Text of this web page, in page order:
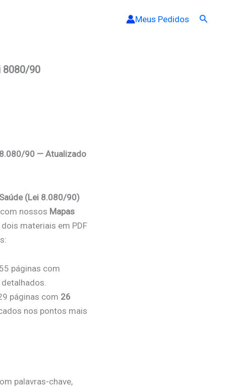
Meus Pedidos
8080/90
90 — Atualizado
(Lei 8.080/90)
nossos Mapas
dois materiais em PDF
55 páginas com
detalhados.
páginas com 26
nos pontos mais
palavras-chave,